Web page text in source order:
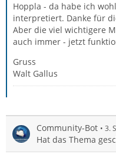
Hoppla - da habe ich
interpretiert. Danke für
Aber die viel wichtigere
auch immer - jetzt
Gruss
Walt Gallus
Community-Bot 3.
Hat das Thema